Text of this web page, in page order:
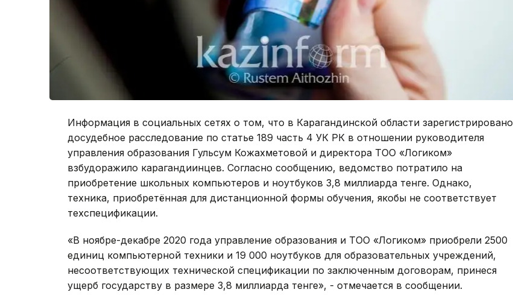
Информация в социальных сетях о том, что в Карагандинской области зарегистрировано
досудебное расследование по статье 189 часть 4 УК РК в отношении руководителя
управления образования Гульсум Кожахметовой и директора ТОО «Логиком»
взбудоражило карагандиинцев. Согласно сообщению, ведомство потратило на
приобретение школьных компьютеров и ноутбуков 3,8 миллиарда тенге. Однако,
техника, приобретённая для дистанционной формы обучения, якобы не соответствует
техспецификации.
«В ноябре-декабре 2020 года управление образования и ТОО «Логиком» приобрели 2500
единиц компьютерной техники и 19 000 ноутбуков для образовательных учреждений,
несоответствующих технической спецификации по заключенным договорам, принеся
ущерб государству в размере 3,8 миллиарда тенге», - отмечается в сообщении.